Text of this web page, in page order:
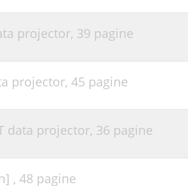
52
55
projector, 39 pagine
projector, 45 pagine
data projector, 36 pagine
, 48 pagine